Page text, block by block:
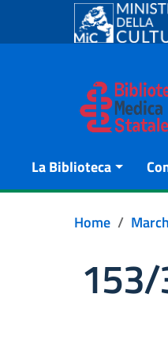
Go to content
Go to the navigation
La Biblioteca
Home